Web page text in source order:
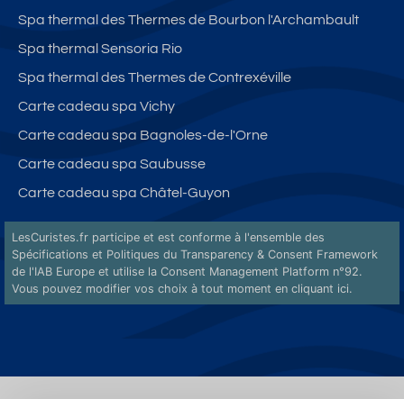
Spa thermal des Thermes de Bourbon l'Archambault
Spa thermal Sensoria Rio
Spa thermal des Thermes de Contrexéville
Carte cadeau spa Vichy
Carte cadeau spa Bagnoles-de-l'Orne
Carte cadeau spa Saubusse
Carte cadeau spa Châtel-Guyon
LesCuristes.fr participe et est conforme à l'ensemble des
Spécifications et Politiques du Transparency & Consent Framework
de l'IAB Europe et utilise la Consent Management Platform n°92.
Vous pouvez modifier vos choix à tout moment en cliquant ici.